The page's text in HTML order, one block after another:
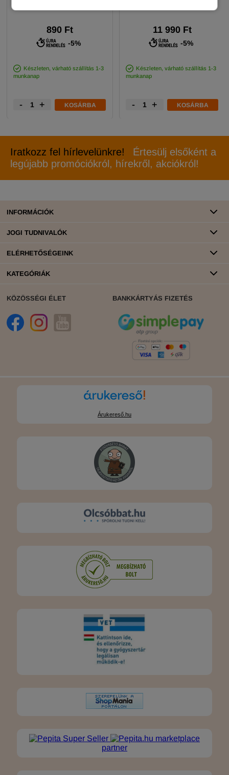
890 Ft
-5%
Készleten, várható szállítás 1-3
munkanap
- + KOSÁRBA
11 990 Ft
-5%
Készleten, várható szállítás 1-3
munkanap
- + KOSÁRBA
Iratkozz fel hírlevelünkre!
Értesülj elsőként a
legújabb promóciókról, hírekről, akciókról!
INFORMÁCIÓK
JOGI TUDNIVALÓK
ELÉRHETŐSÉGEINK
KATEGÓRIÁK
KÖZÖSSÉGI ÉLET BANKKÁRTYÁS FIZETÉS
Árukereső.hu
marketplace
partner